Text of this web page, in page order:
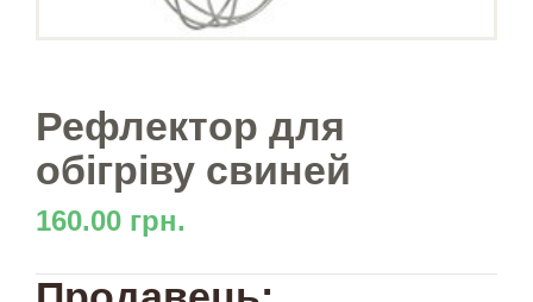
Рефлектор для
обігріву свиней
160.00 грн.